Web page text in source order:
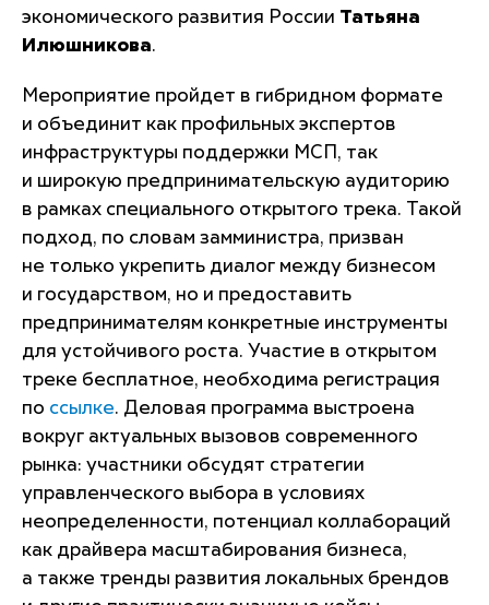
экономического развития России Татьяна
Илюшникова.
Мероприятие пройдет в гибридном формате
и объединит как профильных экспертов
инфраструктуры поддержки МСП, так
и широкую предпринимательскую аудиторию
в рамках специального открытого трека. Такой
подход, по словам замминистра, призван
не только укрепить диалог между бизнесом
и государством, но и предоставить
предпринимателям конкретные инструменты
для устойчивого роста. Участие в открытом
треке бесплатное, необходима регистрация
по ссылке. Деловая программа выстроена
вокруг актуальных вызовов современного
рынка: участники обсудят стратегии
управленческого выбора в условиях
неопределенности, потенциал коллабораций
как драйвера масштабирования бизнеса,
а также тренды развития локальных брендов